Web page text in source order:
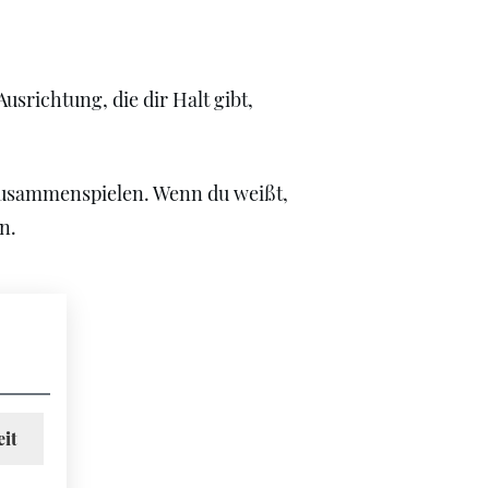
die dir Halt gibt,
Wenn du weißt,